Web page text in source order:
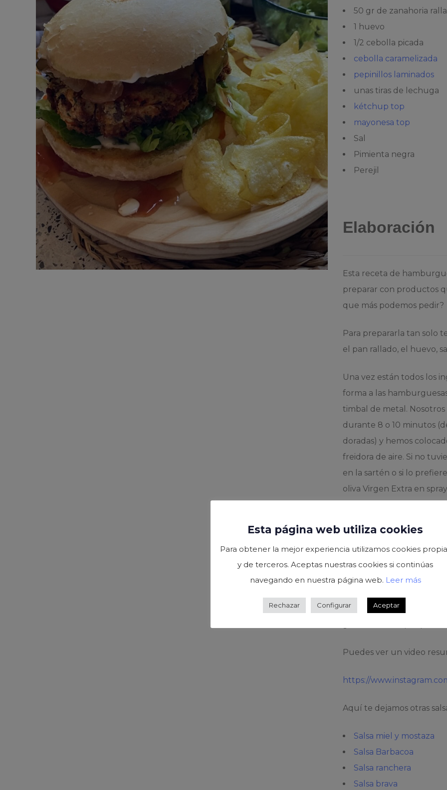
50 gr de zanahoria
1 huevo
1/2 cebolla picada
cebolla caramelizada
pepinillos laminados
unas tiras de lechuga
kétchup top
mayonesa top
Sal
Pimienta negra
Perejil
Elaboración
Esta receta de
preparar con productos
que más podemos pedir?
Para prepararla tan solo
el pan rallado, el huevo,
Una vez están todos los
forma a las
timbal de metal. Nosotros
durante 8 o 10 minutos
doradas) y hemos
freidora de aire. Si no
en la sartén o si lo
oliva Virgen Extra en
También puedes tostar
Nuestra recomendación
por un lado del pan, un
hamburguesa, ponemos
un poco de cebolla
lista para disfrutar.
Puedes ver un video
https://
Aquí te dejamos otras
Salsa miel y mostaza
Salsa Barbacoa
Salsa ranchera
Salsa brava
Esta página web utiliza cookies
Para obtener la mejor experiencia utilizamos cookies
y de terceros. Aceptas nuestras cookies si continúas
navegando en nuestra página web. Leer más
Rechazar Configurar Aceptar